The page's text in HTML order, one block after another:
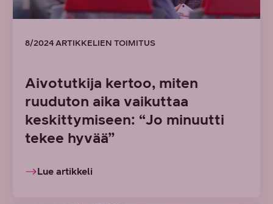
8/2024 ARTIKKELIEN TOIMITUS
Aivotutkija kertoo, miten
ruuduton aika vaikuttaa
keskittymiseen: “Jo minuutti
tekee hyvää”
Lue artikkeli